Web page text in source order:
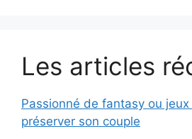
Les articles
Passionné de fantasy ou
préserver son couple